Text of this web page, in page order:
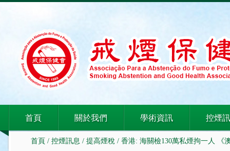
首頁 關於我們 學術資訊 控煙
首頁 / 控煙訊息 / 提高煙稅/ 香港: 海關檢130萬私煙拘一人 《